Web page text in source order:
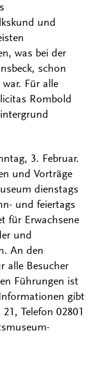
und
was bei der
schon
Für alle
Rombold
3. Februar.
und Vorträge
dienstags
und feiertags
für Erwachsene
und
An den
alle Besucher
Führungen ist
gibt
Telefon 02801